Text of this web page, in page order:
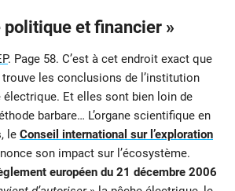
politique et financier »
. Page 58. C’est à cet endroit exact que
trouve les conclusions de l’institution
électrique. Et elles sont bien loin de
barbare… L’organe scientifique en
le Conseil international sur l’exploration
son impact sur l’écosystème.
européen du 21 décembre 2006